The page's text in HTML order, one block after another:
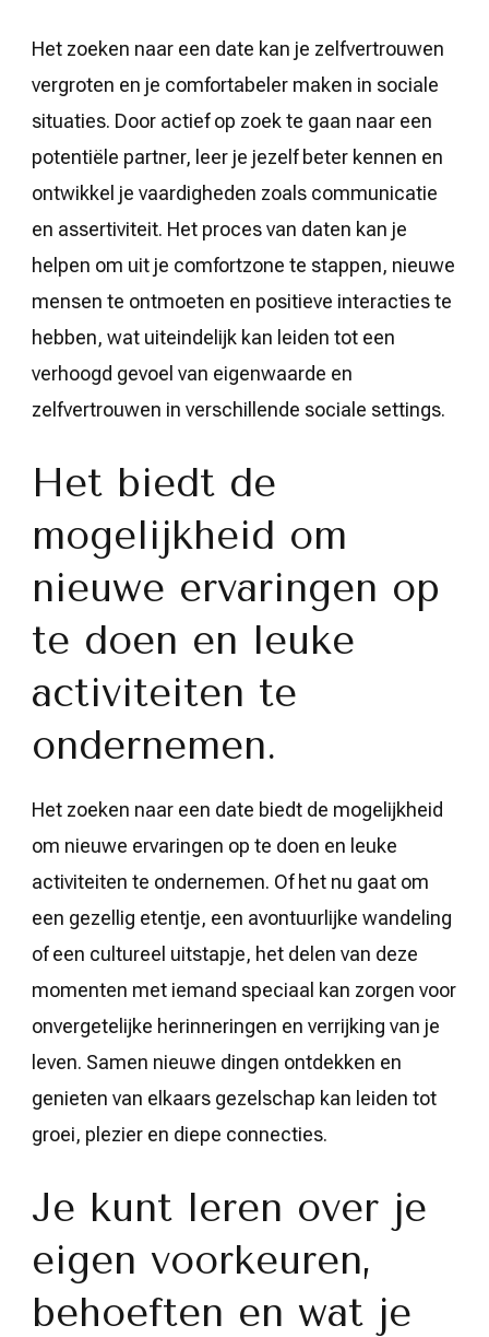
Het zoeken naar een date kan je zelfvertrouwen
vergroten en je comfortabeler maken in sociale
situaties. Door actief op zoek te gaan naar een
potentiële partner, leer je jezelf beter kennen en
ontwikkel je vaardigheden zoals communicatie
en assertiviteit. Het proces van daten kan je
helpen om uit je comfortzone te stappen, nieuwe
mensen te ontmoeten en positieve interacties te
hebben, wat uiteindelijk kan leiden tot een
verhoogd gevoel van eigenwaarde en
zelfvertrouwen in verschillende sociale settings.
Het biedt de
mogelijkheid om
nieuwe ervaringen op
te doen en leuke
activiteiten te
ondernemen.
Het zoeken naar een date biedt de mogelijkheid
om nieuwe ervaringen op te doen en leuke
activiteiten te ondernemen. Of het nu gaat om
een gezellig etentje, een avontuurlijke wandeling
of een cultureel uitstapje, het delen van deze
momenten met iemand speciaal kan zorgen voor
onvergetelijke herinneringen en verrijking van je
leven. Samen nieuwe dingen ontdekken en
genieten van elkaars gezelschap kan leiden tot
groei, plezier en diepe connecties.
Je kunt leren over je
eigen voorkeuren,
behoeften en wat je